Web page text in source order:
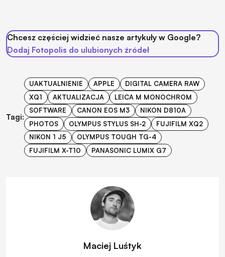
Chcesz częściej widzieć nasze artykuły w Google?
Dodaj Fotopolis do ulubionych źródeł
Tagi:
UAKTUALNIENIE APPLE
DIGITAL CAMERA RAW
XQ1
AKTUALIZACJA
LEICA M MONOCHROM
SOFTWARE
CANON EOS M3
NIKON D810A
PHOTOS
OLYMPUS STYLUS SH-2
FUJIFILM XQ2
NIKON 1 J5
OLYMPUS TOUGH TG-4
FUJIFILM X-T10
PANASONIC LUMIX G7
Maciej Luśtyk